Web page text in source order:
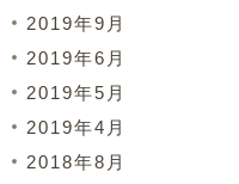
2019年9月
2019年6月
2019年5月
2019年4月
2018年8月